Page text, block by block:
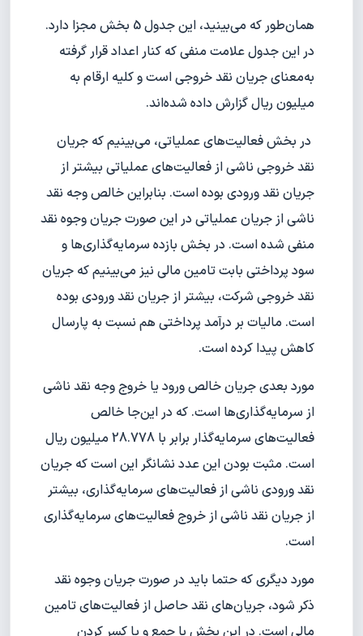
همان‌طور که می‌بینید، این جدول 5 بخش مجزا دارد.
در این جدول علامت منفی که کنار اعداد قرار گرفته
به‌معنای جریان نقد خروجی است و کلیه ارقام به
میلیون ریال گزارش داده شده‌اند.
در بخش فعالیت‌های عملیاتی، می‌بینیم که جریان
نقد خروجی ناشی از فعالیت‌های عملیاتی بیشتر از
جریان نقد ورودی بوده است. بنابراین خالص وجه نقد
ناشی از جریان عملیاتی در این صورت جریان وجوه نقد
منفی شده است. در بخش بازده سرمایه‌گذاری‌ها و
سود پرداختی بابت تامین مالی نیز می‌بینیم که جریان
نقد خروجی شرکت، بیشتر از جریان نقد ورودی بوده
است. مالیات بر درآمد پرداختی هم نسبت به پارسال
کاهش پیدا کرده است.
مورد بعدی جریان خالص ورود یا خروج وجه نقد ناشی
از سرمایه‌گذاری‌ها است. که در این‌جا خالص
فعالیت‌های سرمایه‌گذار برابر با 28.778 میلیون ریال
است. مثبت بودن این عدد نشانگر این است که جریان
نقد ورودی ناشی از فعالیت‌های سرمایه‌گذاری، بیشتر
از جریان نقد ناشی از خروج فعالیت‌های سرمایه‌گذاری
است.
مورد دیگری که حتما باید در صورت جریان وجوه نقد
ذکر شود، جریان‌های نقد حاصل از فعالیت‌های تامین
مالی است. در این بخش با جمع و یا کسر کردن